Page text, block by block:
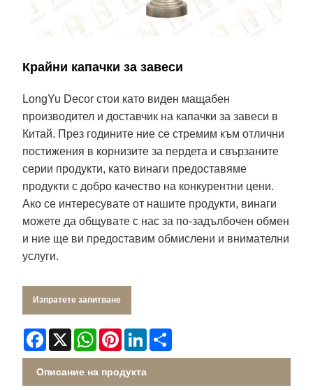
Крайни капачки за завеси
LongYu Decor стои като виден мащабен
производител и доставчик на капачки за завеси в
Китай. През годините ние се стремим към отлични
постижения в корнизите за пердета и свързаните
серии продукти, като винаги предоставяме
продукти с добро качество на конкурентни цени.
Ако се интересувате от нашите продукти, винаги
можете да общувате с нас за по-задълбочен обмен
и ние ще ви предоставим обмислени и внимателни
услуги.
Изпратете запитване
Facebook
X WhatsApp
PinterestLinkedIn
Описание на продукта